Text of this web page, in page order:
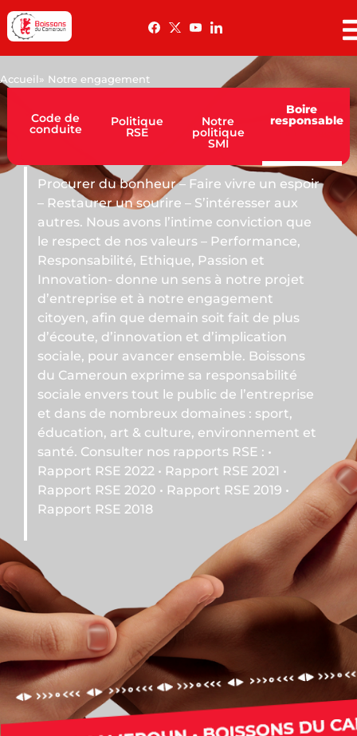
Accueil» Notre engagement
Code de
conduite
Politique
RSE
Notre
politique
SMI
Boire
responsable
Procurer du bonheur – Faire vivre un espoir
– Restaurer un sourire – S’intéresser aux
autres. Nous avons l’intime conviction que
le respect de nos valeurs – Performance,
Responsabilité, Ethique, Passion et
Innovation- donne un sens à notre projet
d’entreprise et à notre engagement
citoyen, afin que demain soit fait de plus
d’écoute, d’innovation et d’implication
sociale, pour avancer ensemble. Boissons
du Cameroun exprime sa responsabilité
sociale envers tout le public de l’entreprise
et dans de nombreux domaines : sport,
éducation, art & culture, environnement et
santé. Consulter nos rapports RSE : •
Rapport RSE 2022 • Rapport RSE 2021 •
Rapport RSE 2020 • Rapport RSE 2019 •
Rapport RSE 2018